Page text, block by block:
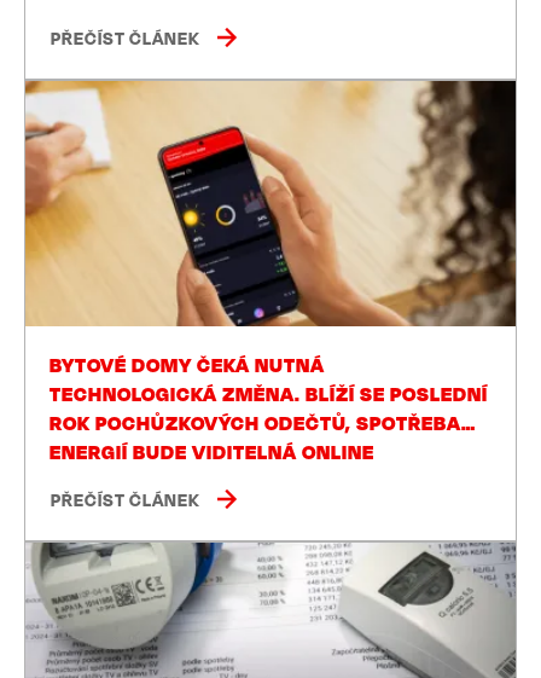
PŘEČÍST ČLÁNEK
BYTOVÉ DOMY ČEKÁ NUTNÁ
TECHNOLOGICKÁ ZMĚNA. BLÍŽÍ SE POSLEDNÍ
ROK POCHŮZKOVÝCH ODEČTŮ, SPOTŘEBA
ENERGIÍ BUDE VIDITELNÁ ONLINE
PŘEČÍST ČLÁNEK